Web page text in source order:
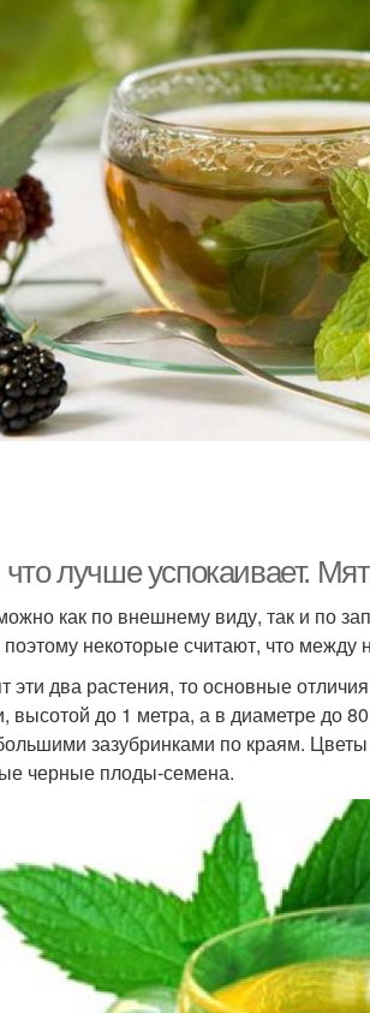
лучше успокаивает.
как по внешнему виду, так и по
некоторые считают, что между
эти два растения, то основные
высотой до 1 метра, а в диаметре до
зазубринками по краям.
черные плоды-семена.